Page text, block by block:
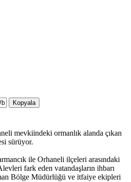
Kopyala
mevkiindeki ormanlık alanda çıkan
sürüyor.
ile Orhaneli ilçeleri arasındaki
fark eden vatandaşların ihbarı
Bölge Müdürlüğü ve itfaiye ekipleri